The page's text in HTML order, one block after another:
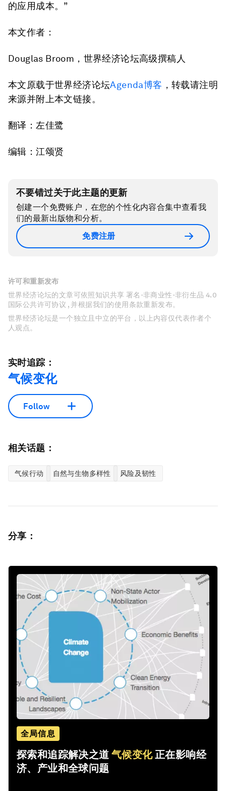
的应用成本。”
本文作者：
Douglas Broom，世界经济论坛高级撰稿人
本文原载于世界经济论坛Agenda博客 ，转载请注明
来源并附上本文链接。
翻译：左佳鹭
编辑：江颂贤
不要错过关于此主题的更新
创建一个免费账户，在您的个性化内容合集中查看我
们的最新出版物和分析。
免费注册
许可和重新发布
世界经济论坛的文章可依照知识共享 署名-非商业性-非衍生品 4.0
国际公共许可协议 , 并根据我们的使用条款重新发布。
世界经济论坛是一个独立且中立的平台，以上内容仅代表作者个
人观点。
实时追踪：
气候变化
Follow
相关话题：
气候行动 自然与生物多样性 风险及韧性
分享：
全局信息
探索和追踪解决之道气候变化正在影响经
济、产业和全球问题